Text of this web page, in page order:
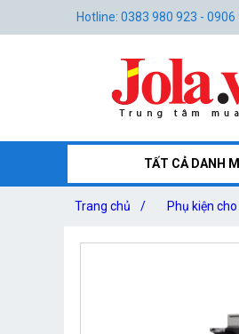
Hotline: 0383 980 923 - 0906
TẤT CẢ DANH
Trang chủ / Phụ kiện